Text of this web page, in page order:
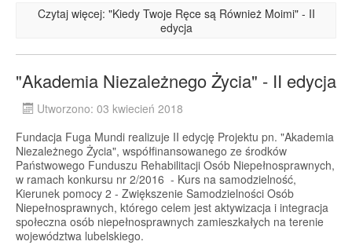
Czytaj więcej: "Kiedy Twoje Ręce są Również Moimi" - II
edycja
"Akademia Niezależnego Życia" - II edycja
Utworzono: 03 kwiecień 2018
Fundacja Fuga Mundi realizuje II edycję Projektu pn. "Akademia
Niezależnego Życia", współfinansowanego ze środków
Państwowego Funduszu Rehabilitacji Osób Niepełnosprawnych,
w ramach konkursu nr 2/2016 - Kurs na samodzielność,
Kierunek pomocy 2 - Zwiększenie Samodzielności Osób
Niepełnosprawnych, którego celem jest aktywizacja i integracja
społeczna osób niepełnosprawnych zamieszkałych na terenie
województwa lubelskiego.